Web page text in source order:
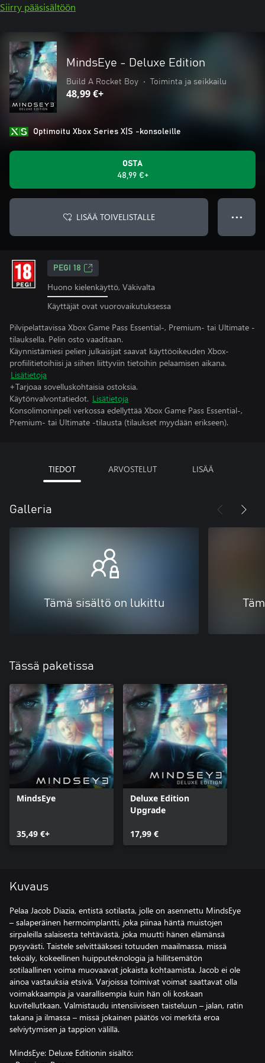
Siirry pääsisältöön
MindsEye - Deluxe Edition
Build A Rocket Boy • Toiminta ja seikkailu
48,99 €+
Optimoitu Xbox Series X|S -konsoleille
OSTA
48,99 €+
LISÄÄ TOIVELISTALLE ● ● ●
PEGI 18
Huono kielenkäyttö, Väkivalta
Käyttäjät ovat vuorovaikutuksessa
Pilvipelattavissa Xbox Game Pass Essential-, Premium- tai Ultimate -
tilauksella. Pelin osto vaaditaan.
Käynnistämiesi pelien julkaisijat saavat käyttöoikeuden Xbox-
profiilitietoihiisi ja siihen liittyviin tietoihin pelaamisen aikana.
Lisätietoja
+Tarjoaa sovelluskohtaisia ostoksia.
Käytönvalvontatiedot. Lisätietoja
Konsolimoninpeli verkossa edellyttää Xbox Game Pass Essential-,
Premium- tai Ultimate -tilausta (tilaukset myydään erikseen).
TIEDOT ARVOSTELUT LISÄÄ
Galleria
Tämä sisältö on lukittu
Tässä paketissa
MindsEye
35,49 €+
Deluxe Edition
Upgrade
17,99 €
Kuvaus
Pelaa Jacob Diazia, entistä sotilasta, jolle on asennettu MindsEye
– salaperäinen hermoimplantti, joka piinaa häntä muistojen
sirpaleilla salaisesta tehtävästä, joka muutti hänen elämänsä
pysyvästi. Taistele selvittääksesi totuuden maailmassa, missä
tekoäly, kokeellinen huipputeknologia ja hillitsemätön
sotilaallinen voima muovaavat jokaista kohtaamista. Jacob ei ole
ainoa vastauksia etsivä. Varjoissa toimivat voimat saattavat olla
voimakkaampia ja vaarallisempia kuin hän oli koskaan
kuvitellutkaan. Valmistaudu intensiiviseen taisteluun – jalan, ratin
takana ja ilmassa – missä jokainen päätös voi merkitä eroa
selviytymisen ja tappion välillä.
MindsEye: Deluxe Editionin sisältö: